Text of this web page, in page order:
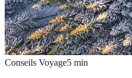
Conseils Voyage5 min